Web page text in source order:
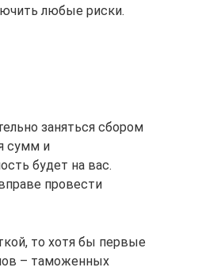
любые риски.
заняться сбором
сумм и
будет на вас.
провести
то хотя бы первые
– таможенных